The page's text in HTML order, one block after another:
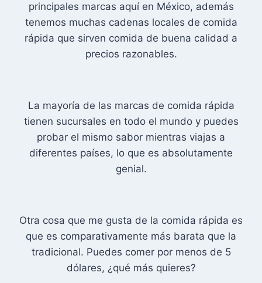
principales marcas aquí en México, además
tenemos muchas cadenas locales de comida
rápida que sirven comida de buena calidad a
precios razonables.
La mayoría de las marcas de comida rápida
tienen sucursales en todo el mundo y puedes
probar el mismo sabor mientras viajas a
diferentes países, lo que es absolutamente
genial.
Otra cosa que me gusta de la comida rápida es
que es comparativamente más barata que la
tradicional. Puedes comer por menos de 5
dólares, ¿qué más quieres?